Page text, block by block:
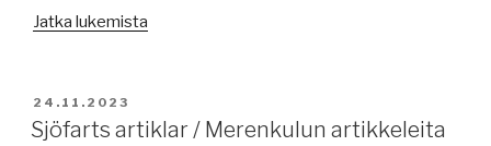
Jatka lukemista
artiklar
JULKAISTU
24.11.2023
Sjöfarts artiklar / Merenkulun artikkeleita